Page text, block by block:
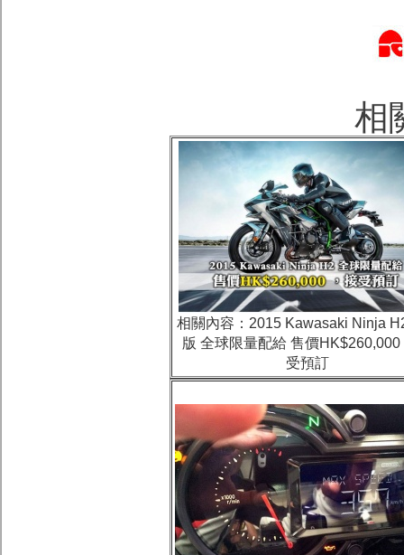
相
相關內容： 2015 Kawasaki Ninja
版 全球限量配給 售價HK$260,000
受預訂